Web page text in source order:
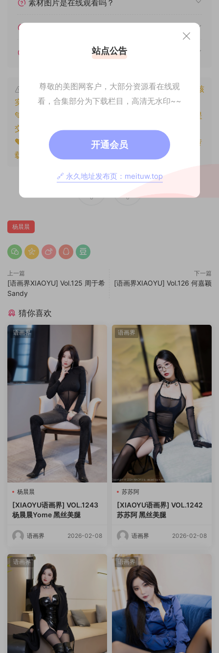
素材图片是在线观看吗？
遇见其他问题怎么办？
本文资源仅供个人参考学习，请勿批量搬运，一经核
实将封禁账号权限！
💚本文资源均来源网友分享，若侵犯了您的权益可以提
交工单处理。
🧡原文链接：
https://www.znjxg.com/1430.html
，转
载请注明出处。
0 0
杨晨晨
上一篇
[语画界XIAOYU] Vol.125 周于希
Sandy
下一篇
[语画界XIAOYU] Vol.126 何嘉颖
猜你喜欢
语画界
杨晨晨
[XIAOYU语画界] VOL.1243
杨晨晨Yome 黑丝美腿
语画界 2026-02-08
语画界
苏苏阿
[XIAOYU语画界] VOL.1242
苏苏阿 黑丝美腿
语画界 2026-02-08
语画界 语画界
站点公告
尊敬的美图网客户，大部分资源看在线观
看，合集部分为下载栏目，高清无水印~~
开通会员
🔗 永久地址发布页：meituw.top